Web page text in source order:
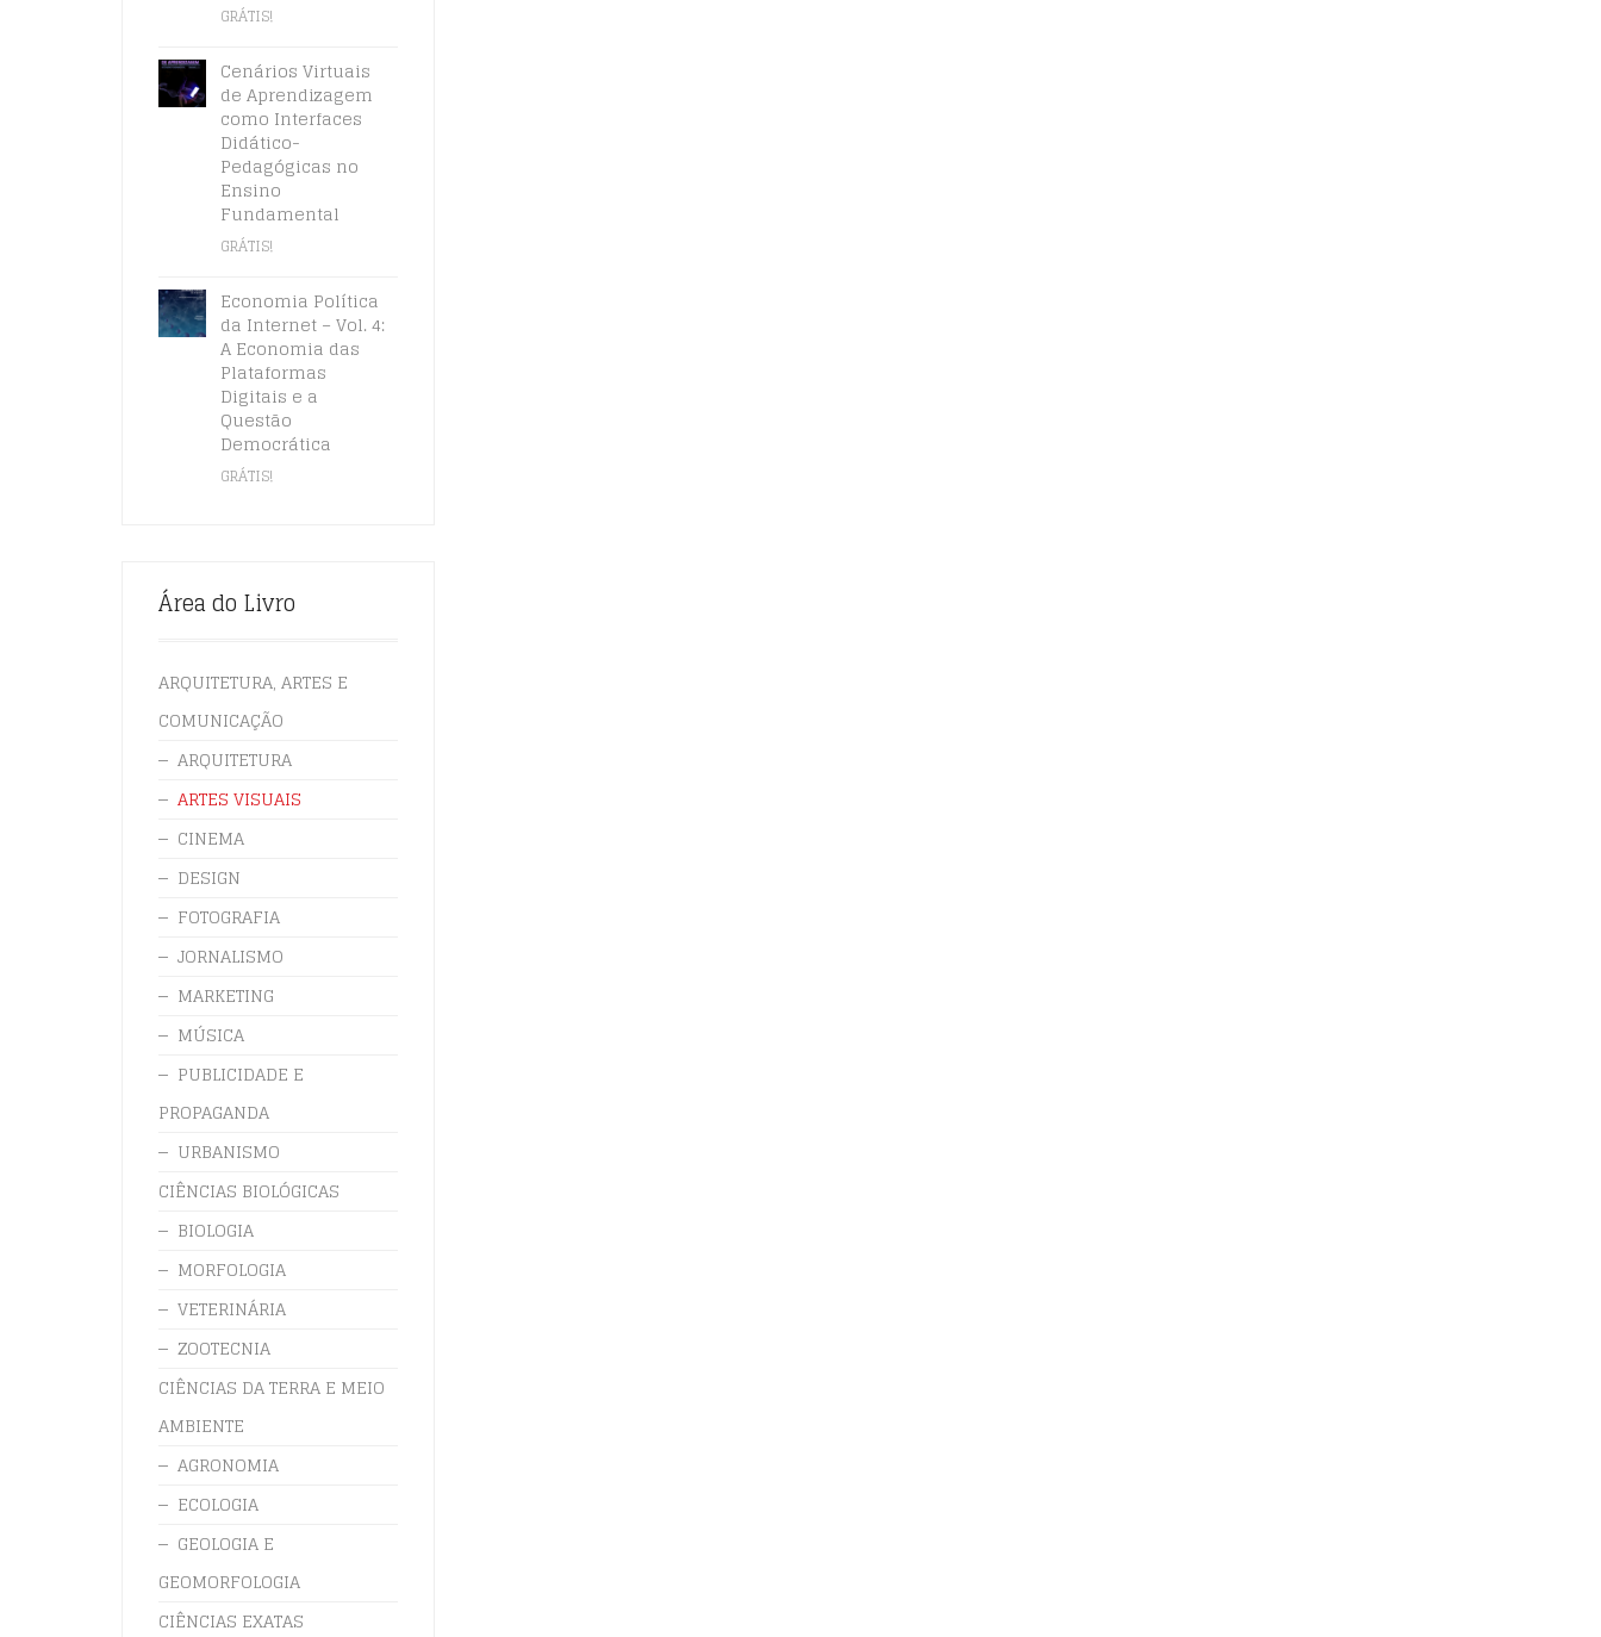
GRÁTIS!
Cenários Virtuais
de Aprendizagem
como Interfaces
Didático-
Pedagógicas no
Ensino
Fundamental
GRÁTIS!
Economia Política
da Internet – Vol. 4:
A Economia das
Plataformas
Digitais e a
Questão
Democrática
GRÁTIS!
Área do Livro
ARQUITETURA, ARTES E
COMUNICAÇÃO
ARQUITETURA
ARTES VISUAIS
CINEMA
DESIGN
FOTOGRAFIA
JORNALISMO
MARKETING
MÚSICA
PUBLICIDADE E
PROPAGANDA
URBANISMO
CIÊNCIAS BIOLÓGICAS
BIOLOGIA
MORFOLOGIA
VETERINÁRIA
ZOOTECNIA
CIÊNCIAS DA TERRA E MEIO
AMBIENTE
AGRONOMIA
ECOLOGIA
GEOLOGIA E
GEOMORFOLOGIA
CIÊNCIAS EXATAS